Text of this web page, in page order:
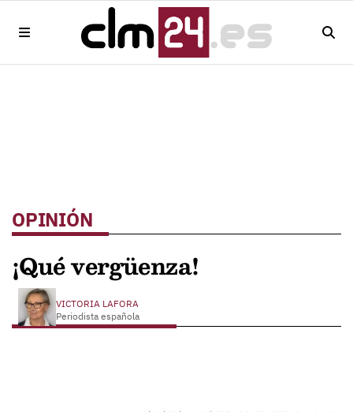
OPINIÓN
¡Qué vergüenza!
VICTORIA LAFORA
Periodista española